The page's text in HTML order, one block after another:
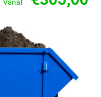
Vanaf